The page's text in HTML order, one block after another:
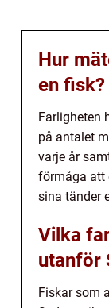
Hur
en fisk?
Farligheten
på antalet
varje år
förmåga att
sina tänder
Vilka
utanför
Fiskar som